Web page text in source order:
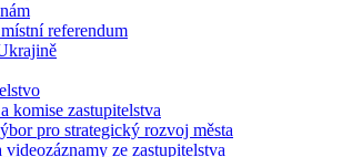
referendum
komise zastupitelstva
pro strategický rozvoj města
videozáznamy ze zastupitelstva